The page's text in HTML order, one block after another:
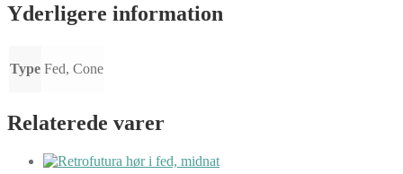
Yderligere information
Type Fed, Cone
Relaterede varer